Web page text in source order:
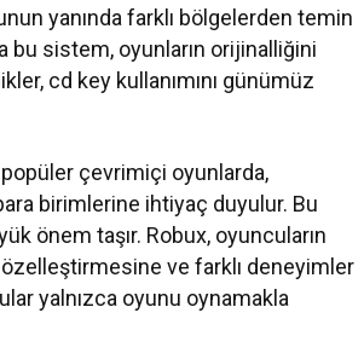
yanında farklı bölgelerden temin
bu sistem, oyunların orijinalliğini
cd key kullanımını günümüz
çevrimiçi oyunlarda,
birimlerine ihtiyaç duyulur. Bu
önem taşır. Robux, oyuncuların
ve farklı deneyimler
yalnızca oyunu oynamakla